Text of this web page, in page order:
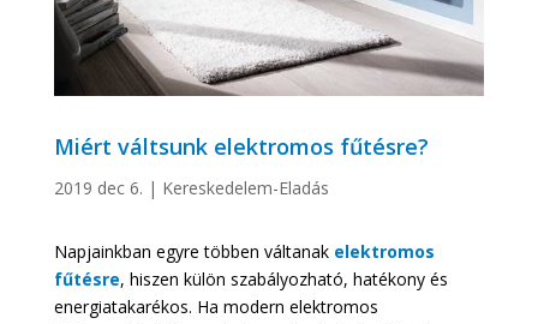
Miért váltsunk elektromos fűtésre?
2019 dec 6. | Kereskedelem-Eladás
Napjainkban egyre többen váltanak elektromos
fűtésre, hiszen külön szabályozható, hatékony és
energiatakarékos. Ha modern elektromos